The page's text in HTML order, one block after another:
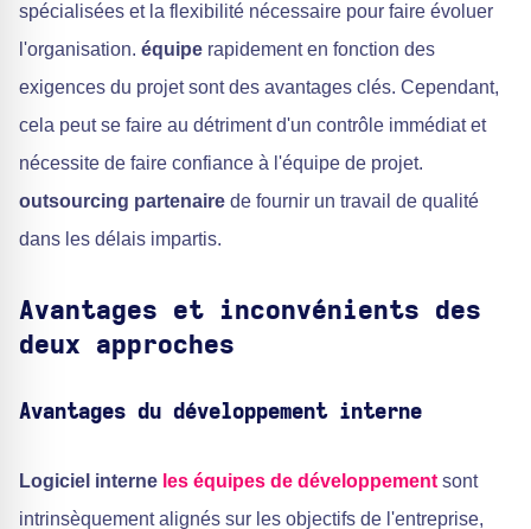
spécialisées et la flexibilité nécessaire pour faire évoluer
l'organisation. équipe rapidement en fonction des
exigences du projet sont des avantages clés. Cependant,
cela peut se faire au détriment d'un contrôle immédiat et
nécessite de faire confiance à l'équipe de projet.
outsourcing partenaire de fournir un travail de qualité
dans les délais impartis.
Avantages et inconvénients des
deux approches
Avantages du développement interne
Logiciel interne les équipes de développement sont
intrinsèquement alignés sur les objectifs de l'entreprise,